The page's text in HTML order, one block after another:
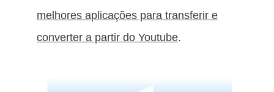
melhores aplicações para transferir e
converter a partir do Youtube.